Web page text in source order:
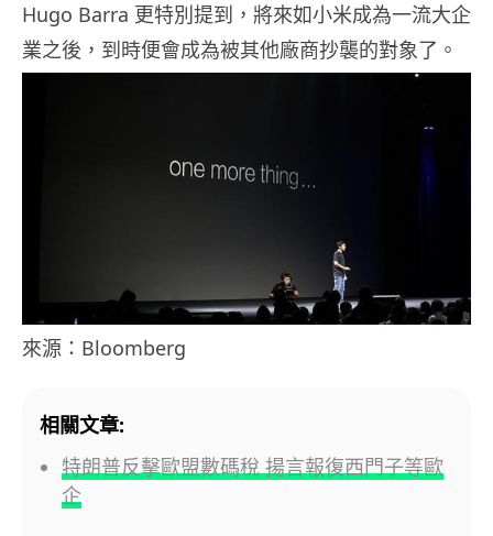
Hugo Barra 更特別提到，將來如小米成為一流大企
業之後，到時便會成為被其他廠商抄襲的對象了。
來源：Bloomberg
相關文章:
特朗普反擊歐盟數碼稅 揚言報復西門子等歐
企